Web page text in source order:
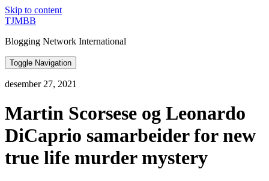
Skip to content
TJMBB
Blogging Network International
Toggle Navigation
desember 27, 2021
Martin Scorsese og Leonardo
DiCaprio samarbeider for new
true life murder mystery